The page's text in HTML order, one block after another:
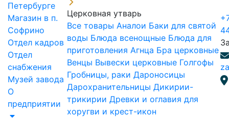
Петербурге
Магазин в п.
Софрино
Отдел кадров
Отдел
снабжения
Музей завода
О
предприятии
Церковная утварь
Все товары Аналои Баки для святой
воды Блюда всенощные Блюда для
приготовления Агнца Бра церковные
Венцы Вывески церковные Голгофы
Гробницы, раки Дароносицы
Дарохранительницы Дикирии-
трикирии Древки и оглавия для
хоругви и крест-икон